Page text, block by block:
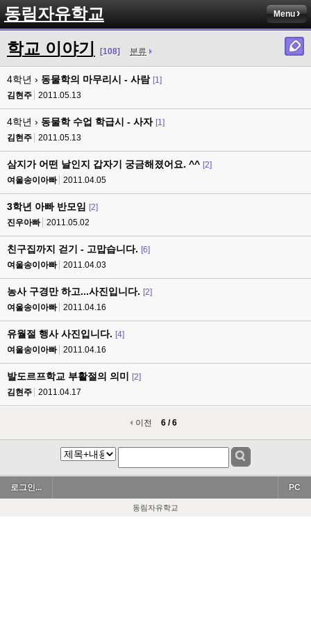
동림자유학교 Menu
학교 이야기 [108] 분류
4학년 › 동물학의 마무리시 - 사람 [1]
김현주
2011.05.13
4학년 › 동물학 수업 학급시 - 사자 [1]
김현주
2011.05.13
삼지가 어떤 날인지 갑자기 궁금해졌어요. ^^ [2]
여울송이아빠
2011.04.05
3학년 아빠 반모임 [2]
진우아빠
2011.05.02
친구집까지 걷기 - 고맙습니다. [6]
여울송이아빠
2011.04.03
농사 구경만 하고...사진입니다. [2]
여울송이아빠
2011.04.16
유월절 행사 사진입니다. [4]
여울송이아빠
2011.04.16
발도르프학교 부활절의 의미
[2]
김현주
2011.04.17
이전 6 / 6
로그인... PC
동림자유학교